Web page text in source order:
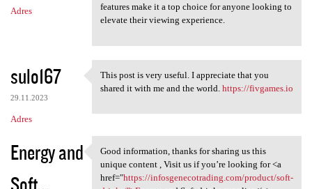
Adres
features make it a top choice for anyone looking to
elevate their viewing experience.
sulo167
29.11.2023
Adres
This post is very useful. I
This post is very useful. I appreciate that you
shared it with me and the world. https://fivgames.io
Energy and Good information, thanks for
Good information, thanks for sharing us this
unique content , Visit us if you’re looking for <a
href="https://infosgenecotrading.com/product/soft-